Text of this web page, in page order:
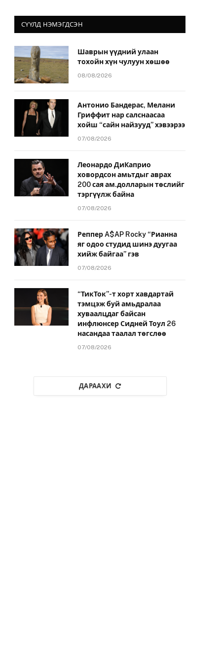
СҮҮЛД НЭМЭГДСЭН
Шаврын үүдний улаан
тохойн хүн чулуун хөшөө
08/08/2026
Антонио Бандерас, Мелани
Гриффит нар салснаасаа
хойш “сайн найзууд” хэвээрээ
07/08/2026
Леонардо ДиКаприо
ховордсон амьтдыг аврах
200 сая ам.долларын төслийг
тэргүүлж байна
07/08/2026
Реппер A$AP Rocky “Рианна
яг одоо студид шинэ дуугаа
хийж байгаа” гэв
07/08/2026
“ТикТок”-т хорт хавдартай
тэмцэж буй амьдралаа
хуваалцдаг байсан
инфлюнсер Сидней Тоул 26
насандаа таалал төгслөө
07/08/2026
ДАРААХИ